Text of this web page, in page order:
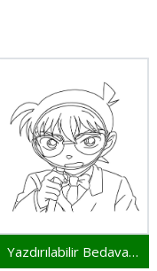
Yazdırılabilir Bedava Dedektif Conan